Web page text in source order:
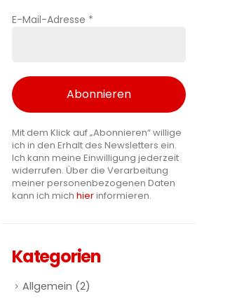
E-Mail-Adresse *
Mit dem Klick auf „Abonnieren“ willige
ich in den Erhalt des Newsletters ein.
Ich kann meine Einwilligung jederzeit
widerrufen. Über die Verarbeitung
meiner personenbezogenen Daten
kann ich mich hierinformieren.
Kategorien
Allgemein (2)